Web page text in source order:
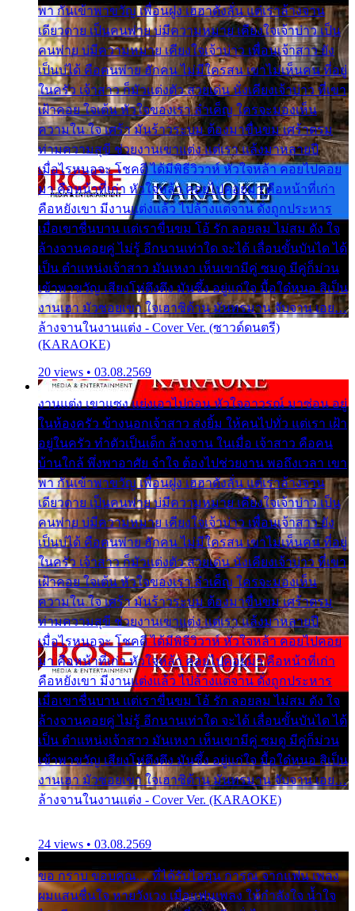
พา กันเข้าพาขวัญ เพื่อนฝูง เฮฮาดังลั่น แต่เราล้างจาน
เดียวดาย เป็นคนพ่าย บ่มีความหมาย เคียงใจเจ้าบ่าว เป็น
คนพ่าย บ่มีความหมาย เคียงใจเจ้าบ่าว เพื่อนเจ้าสาว ยัง
เป็นบ่ได้ คือคนพ่าย ฮักคน ไม่มีใครสน เขาไม่เห็นคน ที่อยู่
ในครัว เจ้าสาว ก็มัวแต่งตัว สวยเด่น นั่งเคียงเจ้าบ่าว ที่เขา
เฝ้าคอย ใจเต้น หัวใจของเรา ลำเค็ญ ใครจะมองเห็น
ความใน ใจ เศร้า มันร้าวระบม ต้องมาขื่นขม เศร้าตรม
ท่ามความสุขี ช่วยงานเขาแต่ง แต่เรา แล้งมาหลายปี
เมื่อไรหนอจะ โชคดี ได้มีพิธีวิวาห์ หัวใจหล้า คอยไปคอย
มา คือหน้าที่เก่า หัวใจหล้า คอยไปคอยมา คือหน้าที่เก่า
คือหยังเขา มีงานแต่งแล้ว ไปล้างแต่จาน ดั่งถูกประหาร
เมื่อเขาชื่นบาน แต่เราขื่นขม โอ้ รัก ลอยลม ไม่สม ดัง ใจ
ล้างจานคอยคู่ ไม่รู้ อีกนานเท่าใด จะได้ เลื่อนขั้นบันได ได้
เป็น ตำแหน่งเจ้าสาว มันเหงา เห็นเขามีคู่ ซมดู มีคู่ก็ม่วน
เข้าพาขวัญ เสียงโห่ตึงตึง มันซึ้ง อยู่แก่ใจ มื้อใด๋หนอ สิเป็น
งานเฮา มัวซอยเขา ใจเฮาซิด้าน มันทรมาน จับจาน เอย…
ล้างจานในงานแต่ง - Cover Ver. (ซาวด์ดนตรี)
(KARAOKE)
20 views • 03.08.2569
งานแต่ง เขาแซง แย่งเอาไปก่อน หัวใจอาวรณ์ มาซ่อน อยู่
ในห้องครัว ข้างนอกเจ้าสาว ส่งยิ้ม ให้คนไปทั่ว แต่เรา เฝ้า
อยู่ในครัว ทำตัวเป็นเด็ก ล้างจาน ในเมื่อ เจ้าสาว คือคน
บ้านใกล้ พึ่งพาอาศัย จำใจ ต้องไปช่วยงาน พอถึงเวลา เขา
พา กันเข้าพาขวัญ เพื่อนฝูง เฮฮาดังลั่น แต่เราล้างจาน
เดียวดาย เป็นคนพ่าย บ่มีความหมาย เคียงใจเจ้าบ่าว เป็น
คนพ่าย บ่มีความหมาย เคียงใจเจ้าบ่าว เพื่อนเจ้าสาว ยัง
เป็นบ่ได้ คือคนพ่าย ฮักคน ไม่มีใครสน เขาไม่เห็นคน ที่อยู่
ในครัว เจ้าสาว ก็มัวแต่งตัว สวยเด่น นั่งเคียงเจ้าบ่าว ที่เขา
เฝ้าคอย ใจเต้น หัวใจของเรา ลำเค็ญ ใครจะมองเห็น
ความใน ใจ เศร้า มันร้าวระบม ต้องมาขื่นขม เศร้าตรม
ท่ามความสุขี ช่วยงานเขาแต่ง แต่เรา แล้งมาหลายปี
เมื่อไรหนอจะ โชคดี ได้มีพิธีวิวาห์ หัวใจหล้า คอยไปคอย
มา คือหน้าที่เก่า หัวใจหล้า คอยไปคอยมา คือหน้าที่เก่า
คือหยังเขา มีงานแต่งแล้ว ไปล้างแต่จาน ดั่งถูกประหาร
เมื่อเขาชื่นบาน แต่เราขื่นขม โอ้ รัก ลอยลม ไม่สม ดัง ใจ
ล้างจานคอยคู่ ไม่รู้ อีกนานเท่าใด จะได้ เลื่อนขั้นบันได ได้
เป็น ตำแหน่งเจ้าสาว มันเหงา เห็นเขามีคู่ ซมดู มีคู่ก็ม่วน
เข้าพาขวัญ เสียงโห่ตึงตึง มันซึ้ง อยู่แก่ใจ มื้อใด๋หนอ สิเป็น
งานเฮา มัวซอยเขา ใจเฮาซิด้าน มันทรมาน จับจาน เอย…
ล้างจานในงานแต่ง - Cover Ver. (KARAOKE)
24 views • 03.08.2569
ขอ กราบ ขอบคุณ.... ที่ได้รับไออุ่น การุณ จากแฟน เพลง
ผมแสนชื่นใจ หายวังเวง เมื่อแฟนเพลง ให้กำลังใจ น้ำใจ